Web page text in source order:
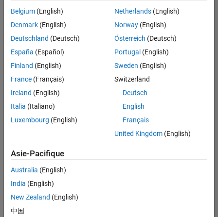
Les
descriptions
poste
n’ont
pas
été
traduites.
Effectuez
lieu
pour
l’ensemble
des
opportunités
Belgium (English)
Denmark (English)
Deutschland (Deutsch)
España (Español)
Finland (English)
France (Français)
Ireland (English)
Italia (Italiano)
Luxembourg (English)
Netherlands(English)
Norway(English)
Österreich (Deutsch)
Portugal (English)
Sweden (English)
Switzerland
Deutsch
English
Français
United Kingdom(English)
Asie-Pacifique
Australia (English)
India (English)
New Zealand (English)
中国